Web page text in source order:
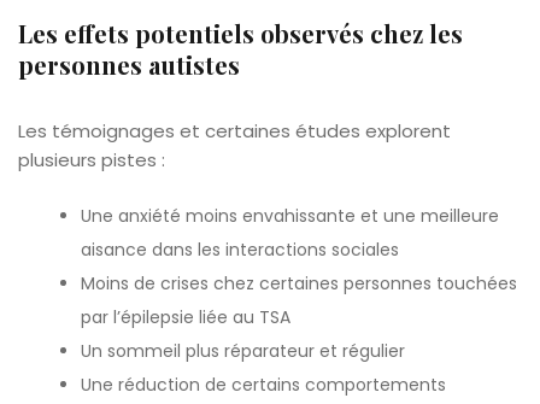
Les effets potentiels observés chez les
personnes autistes
Les témoignages et certaines études explorent
plusieurs pistes :
Une anxiété moins envahissante et une meilleure
aisance dans les interactions sociales
Moins de crises chez certaines personnes touchées
par l’épilepsie liée au TSA
Un sommeil plus réparateur et régulier
Une réduction de certains comportements